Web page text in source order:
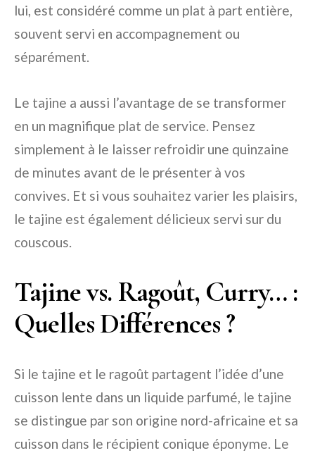
lui, est considéré comme un plat à part entière,
souvent servi en accompagnement ou
séparément.
Le tajine a aussi l’avantage de se transformer
en un magnifique plat de service. Pensez
simplement à le laisser refroidir une quinzaine
de minutes avant de le présenter à vos
convives. Et si vous souhaitez varier les plaisirs,
le tajine est également délicieux servi sur du
couscous.
Tajine vs. Ragoût, Curry… :
Quelles Différences ?
Si le tajine et le ragoût partagent l’idée d’une
cuisson lente dans un liquide parfumé, le tajine
se distingue par son origine nord-africaine et sa
cuisson dans le récipient conique éponyme. Le